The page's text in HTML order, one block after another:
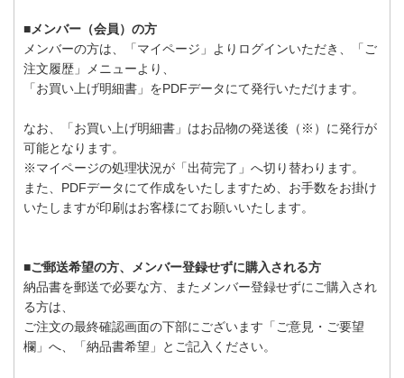
■メンバー（会員）の方
メンバーの方は、「マイページ」よりログインいただき、「ご
注文履歴」メニューより、
「お買い上げ明細書」をPDFデータにて発行いただけます。
なお、「お買い上げ明細書」はお品物の発送後（※）に発行が
可能となります。
※マイページの処理状況が「出荷完了」へ切り替わります。
また、PDFデータにて作成をいたしますため、お手数をお掛け
いたしますが印刷はお客様にてお願いいたします。
■ご郵送希望の方、メンバー登録せずに購入される方
納品書を郵送で必要な方、またメンバー登録せずにご購入され
る方は、
ご注文の最終確認画面の下部にございます「ご意見・ご要望
欄」へ、「納品書希望」とご記入ください。